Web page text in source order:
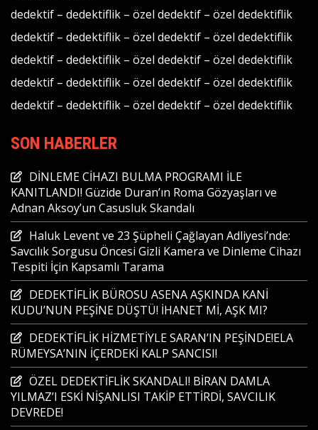
dedektif – dedektiflik – özel dedektif – özel dedektiflik
dedektif – dedektiflik – özel dedektif – özel dedektiflik
dedektif – dedektiflik – özel dedektif – özel dedektiflik
dedektif – dedektiflik – özel dedektif – özel dedektiflik
dedektif – dedektiflik – özel dedektif – özel dedektiflik
SON HABERLER
DİNLEME CİHAZI BULMA PROGRAMI İLE
KANITLANDI! Güzide Duran’ın Roma Gözyaşları ve
Adnan Aksoy’un Casusluk Skandalı
Haluk Levent ve 23 Şüpheli Çağlayan Adliyesi’nde:
Savcılık Sorgusu Öncesi Gizli Kamera ve Dinleme Cihazı
Tespiti İçin Kapsamlı Tarama
DEDEKTİFLİK BÜROSU ASENA AŞKINDA KANİ
KUDU’NUN PEŞİNE DÜŞTÜ! İHANET Mİ, AŞK MI?
DEDEKTİFLİK HİZMETİYLE SARAN’IN PEŞİNDE!ELA
RÜMEYSA’NIN İÇERDEKİ KALP SANCISI!
ÖZEL DEDEKTİFLİK SKANDALI! BİRAN DAMLA
YILMAZ’I ESKİ NİŞANLISI TAKİP ETTİRDİ, SAVCILIK
DEVREDE!